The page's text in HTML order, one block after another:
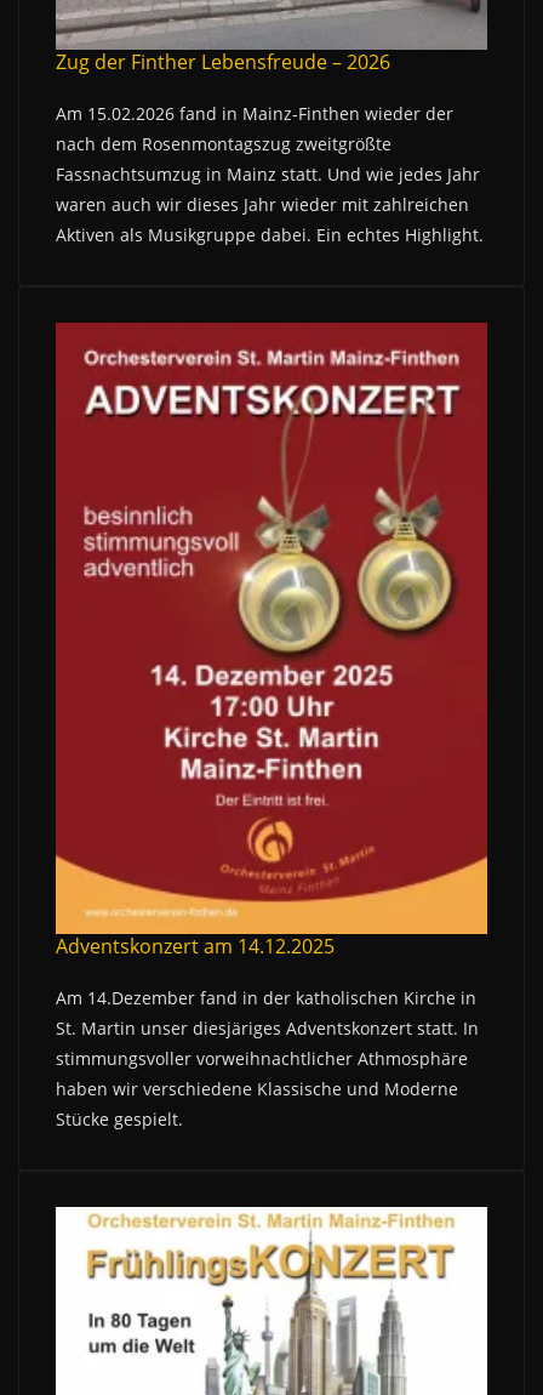
Zug der Finther Lebensfreude – 2026
Am 15.02.2026 fand in Mainz-Finthen wieder der
nach dem Rosenmontagszug zweitgrößte
Fassnachtsumzug in Mainz statt. Und wie jedes Jahr
waren auch wir dieses Jahr wieder mit zahlreichen
Aktiven als Musikgruppe dabei. Ein echtes Highlight.
Adventskonzert am 14.12.2025
Am 14.Dezember fand in der katholischen Kirche in
St. Martin unser diesjäriges Adventskonzert statt. In
stimmungsvoller vorweihnachtlicher Athmosphäre
haben wir verschiedene Klassische und Moderne
Stücke gespielt.